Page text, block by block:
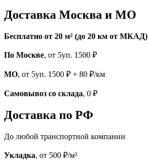
Доставка Москва и МО
Бесплатно от 20 м² (до 20 км от МКАД)
По Москве, от 5уп. 1500 ₽
МО, от 5уп. 1500 ₽ + 80 ₽/км
Самовывоз со склада, 0 ₽
Доставка по РФ
До любой транспортной компании
Укладка, от 500 ₽/м²